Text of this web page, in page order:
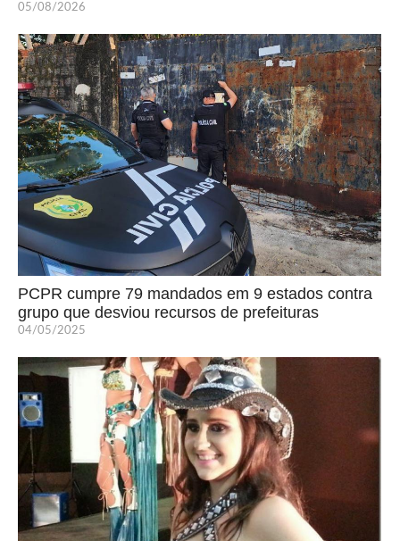
05/08/2026
PCPR cumpre 79 mandados em 9 estados contra
grupo que desviou recursos de prefeituras
04/05/2025